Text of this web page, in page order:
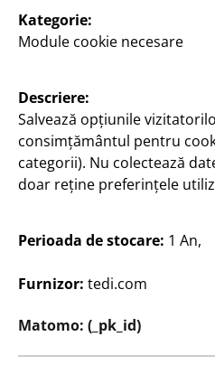
Companie
Expansion
Calitate
Kategorie:
Module cookie necesare
Descriere:
Salvează opțiunile
consimțământul pentru
categorii). Nu colectează
doar reține preferințele
Perioada de stocare: 1 An,
Furnizor: tedi.com
Matomo: (_pk_id)